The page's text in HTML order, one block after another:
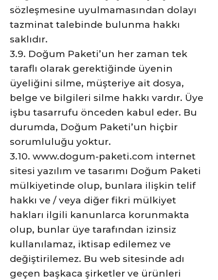
sözleşmesine uyulmamasından dolayı
tazminat talebinde bulunma hakkı
saklıdır.
3.9. Doğum Paketi’un her zaman tek
taraflı olarak gerektiğinde üyenin
üyeliğini silme, müşteriye ait dosya,
belge ve bilgileri silme hakkı vardır. Üye
işbu tasarrufu önceden kabul eder. Bu
durumda, Doğum Paketi’un hiçbir
sorumluluğu yoktur.
3.10. www.dogum-paketi.com internet
sitesi yazılım ve tasarımı Doğum Paketi
mülkiyetinde olup, bunlara ilişkin telif
hakkı ve / veya diğer fikri mülkiyet
hakları ilgili kanunlarca korunmakta
olup, bunlar üye tarafından izinsiz
kullanılamaz, iktisap edilemez ve
değiştirilemez. Bu web sitesinde adı
geçen başkaca şirketler ve ürünleri